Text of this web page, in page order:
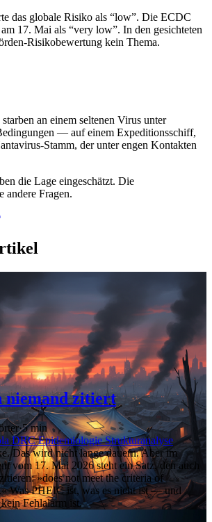
das globale Risiko als “low”. Die ECDC
17. Mai als “very low”. In den gesichteten
Risikobewertung kein Thema.
an einem seltenen Virus unter
— auf einem Expeditionsschiff,
Stamm, der unter engen Kontakten
die Lage eingeschätzt. Die
andere Fragen.
niemand zitiert
·5 min
DRCEpidemiologieStrukturanalyse
Das wird nicht lange dauern. Aber im
vom 17. Mai 2026 steht ein Satz, den auch
»does not meet the criteria of
Was PHEIC ist, was es nicht ist — und
Fehlalarm ist.